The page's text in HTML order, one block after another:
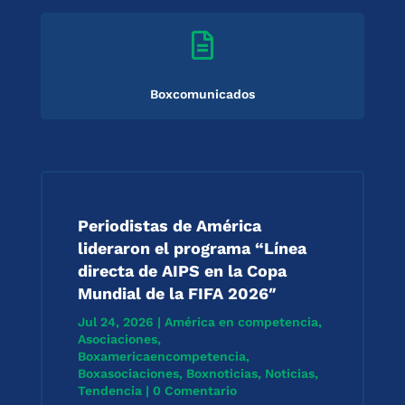

Boxcomunicados
Periodistas de América
lideraron el programa “Línea
directa de AIPS en la Copa
Mundial de la FIFA 2026″
Jul 24, 2026 | América en competencia,
Asociaciones,
Boxamericaencompetencia,
Boxasociaciones, Boxnoticias, Noticias,
Tendencia | 0 Comentario